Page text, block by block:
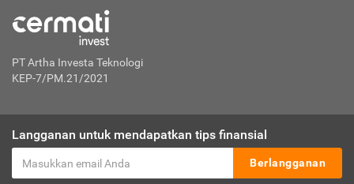
PT Artha Investa Teknologi
KEP-7/PM.21/2021
Langganan untuk mendapatkan tips finansial
Berlangganan